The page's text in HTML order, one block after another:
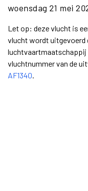
woensdag 21 mei
Let op: deze vlucht is
vlucht wordt uitgevoerd
luchtvaartmaatschappij
vluchtnummer van de
AF1340.